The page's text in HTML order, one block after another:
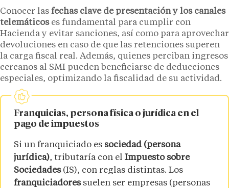
Conocer las fechas clave de presentación y los canales
telemáticoses fundamental para cumplir con
Hacienda y evitar sanciones, así como para aprovechar
devoluciones en caso de que las retenciones superen
la carga fiscal real. Además, quienes perciban ingresos
cercanos al SMI pueden beneficiarse de deducciones
especiales, optimizando la fiscalidad de su actividad.
Franquicias, persona física o jurídica en el
pago de impuestos
Si un franquiciado es sociedad (persona
jurídica), tributaría con el Impuesto sobre
Sociedades(IS), con reglas distintas. Los
franquiciadoressuelen ser empresas (personas